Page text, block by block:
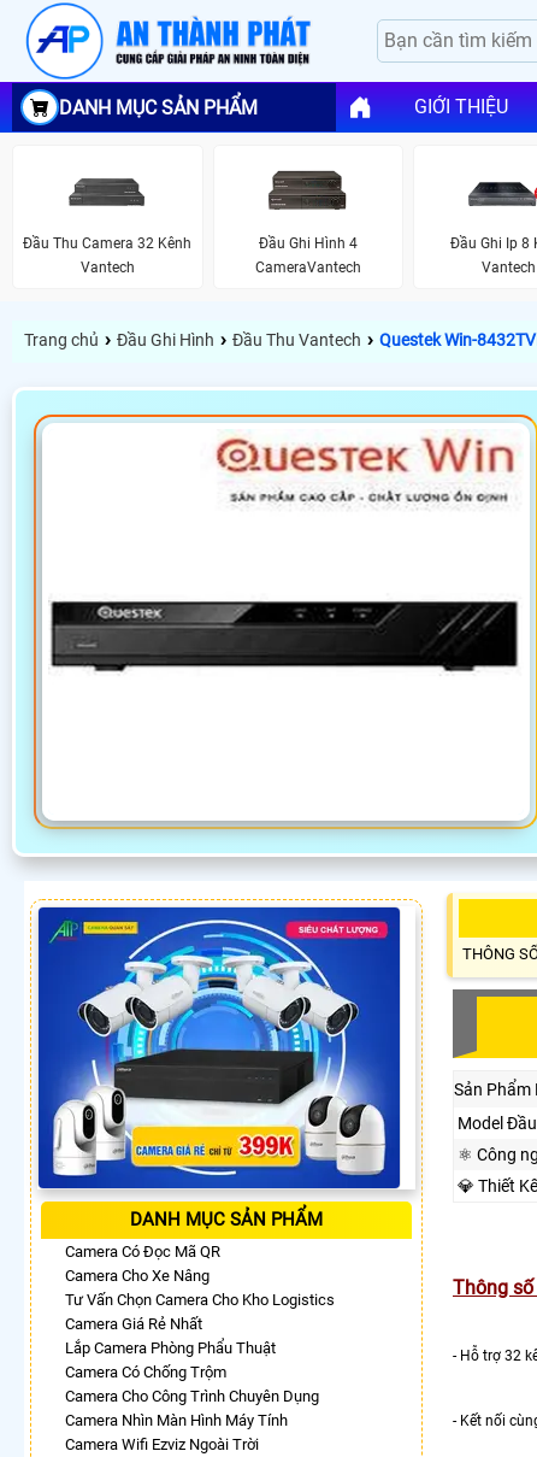
DANH MỤC SẢN PHẨM GIỚI THIỆU
Đầu Thu Camera 32 Kênh
Vantech
Đầu Ghi Hình 4
CameraVantech
Đầu Ghi Ip 8
Vantech
Trang chủ › Đầu Ghi Hình › Đầu Thu Vantech › Questek Win-
DANH MỤC SẢN PHẨM
Camera Có Đọc Mã QR
Camera Cho Xe Nâng
Tư Vấn Chọn Camera Cho Kho Logistics
Camera Giá Rẻ Nhất
Lắp Camera Phòng Phẩu Thuật
Camera Có Chống Trộm
Camera Cho Công Trình Chuyên Dụng
Camera Nhìn Màn Hình Máy Tính
Camera Wifi Ezviz Ngoài Trời
THÔNG
Sản Phẩm
Model
⚛️ Công
💎 Thiết
Thông
- Hỗ trợ 32
- Kết nối